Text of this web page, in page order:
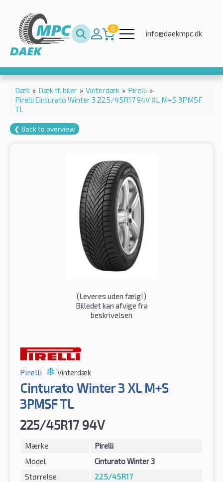
0
info@daekmpc.dk
Dæk » Dæk til biler » Vinterdæk » Pirelli »
Pirelli Cinturato Winter 3 225/45R17 94V XL M+S 3PMSF
TL
❮ Back to overview
(Leveres uden fælg!)
Billedet kan afvige fra
beskrivelsen
Pirelli Vinterdæk
Cinturato Winter 3 XL M+S
3PMSF TL
225/45R17 94V
Mærke
Pirelli
Model
Cinturato Winter 3
Størrelse
225/45R17